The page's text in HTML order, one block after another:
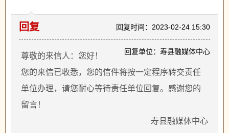
回复时间：2023-02-24 15:30
回复单位：寿县融媒体中心
回复
尊敬的来信人：您好！
您的来信已收悉，您的信件将按一定程序转交责任
单位办理，请您耐心等待责任单位回复。感谢您的
留言！
寿县融媒体中心